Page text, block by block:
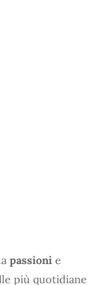
passioni e
più quotidiane